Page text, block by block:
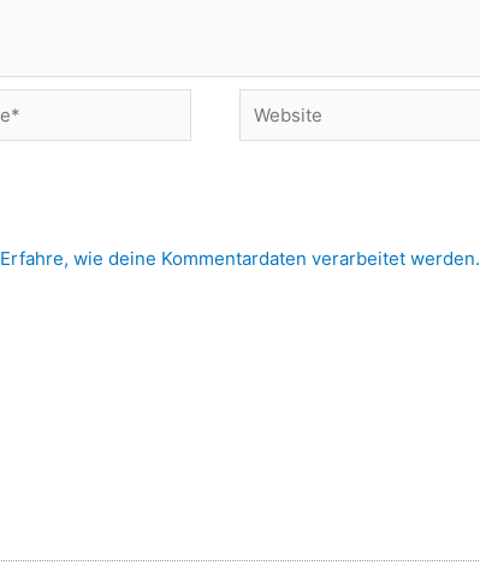
Website
Erfahre, wie deine Kommentardaten verarbeitet werden.